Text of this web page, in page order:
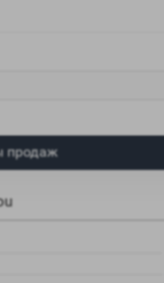
продаж